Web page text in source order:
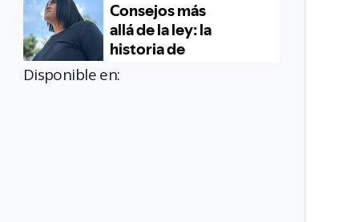
Disponible en: